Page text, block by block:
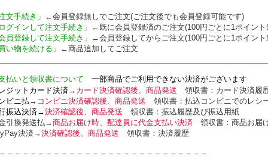
文手続き」 ←会員登録無しでご注文(ご注文後でも会員登録可能です)
ログインして注文手続き」
←既に会員登録済のご注文(100円ごとに1ポイント
会員登録して注文手続き」
←会員登録してからご注文(100円ごとに1ポイント
買い物を続ける」 ←商品追加してご注文
払いと領収書について 一部商品でご利用できない決済がございます
ジットカード決済→ カード決済確認後、商品発送 領収書：カード決済履
ビニ払→ コンビニ決済確認後、商品発送 領収書： 払込コンビニでのレシ
振込決済→決済確認後、商品発送 領収書： 振込履歴及び振込用紙
引換発送払→商品お届け時、配達員に代金支払い決済 領収書： 商品お届
決済→決済確認後、商品発送 領収書： 決済履歴
－－－－－－－－－－－－－－－－－－－－－－－－－－